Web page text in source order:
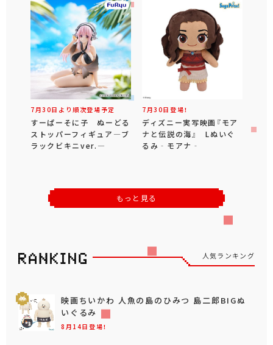
7月30日より順次登場予定
すーぱーそに子 ぬーどる
ストッパーフィギュア―ブ
ラックビキニver.―
7月30日登場！
ディズニー実写映画『モア
ナと伝説の海』 Lぬいぐ
るみ‐モアナ‐
もっと見る
人気ランキング
8月14日登場！
映画ちいかわ 人魚の島のひみつ 島二郎BIGぬ
いぐるみ